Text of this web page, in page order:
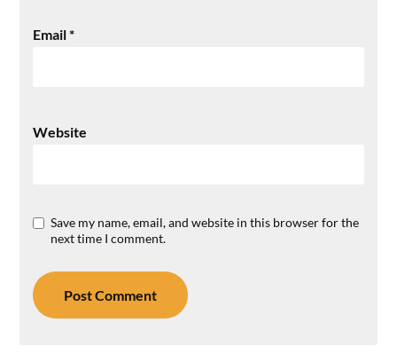
Email*
Website
Save my name, email, and website in this browser for the
next time I comment.